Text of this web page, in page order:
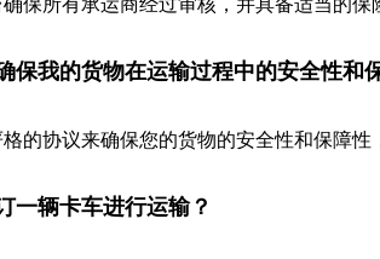
保我的货物在运输过程中的安全性和
的协议来确保您的货物的安全性和保障
一辆卡车进行运输？